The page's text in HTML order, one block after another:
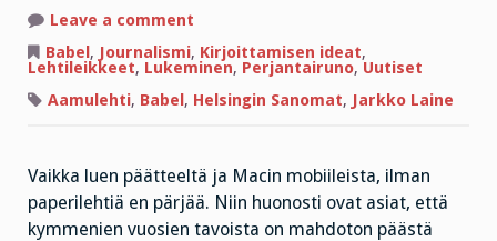
Leave a comment
päivälehtiä
ja
ihmiskunnan
asioita
Babel, Journalismi, Kirjoittamisen ideat,
Lehtileikkeet, Lukeminen, Perjantairuno, Uutiset
Aamulehti, Babel, Helsingin Sanomat, Jarkko Laine
Vaikka luen päätteeltä ja Macin mobiileista, ilman
paperilehtiä en pärjää. Niin huonosti ovat asiat, että
kymmenien vuosien tavoista on mahdoton päästä